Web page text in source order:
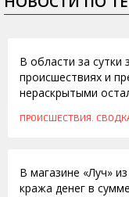
В области за сутки
происшествиях и
нераскрытыми
ПРОИСШЕСТВИЯ.
В магазине «Луч»
кража денег в